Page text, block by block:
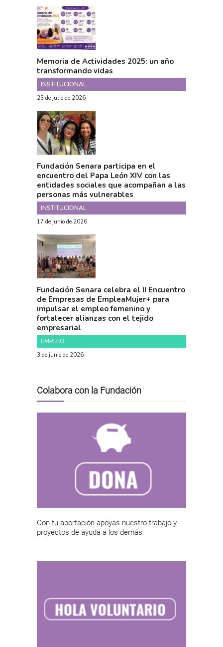
Memoria de Actividades 2025: un año
transformando vidas
INSTITUCIONAL
23 de julio de 2026
Fundación Senara participa en el
encuentro del Papa León XIV con las
entidades sociales que acompañan a las
personas más vulnerables
INSTITUCIONAL
17 de junio de 2026
Fundación Senara celebra el II Encuentro
de Empresas de EmpleaMujer+ para
impulsar el empleo femenino y
fortalecer alianzas con el tejido
empresarial
EMPLEO
3 de junio de 2026
Colabora con la Fundación
Con tu aportación apoyas nuestro trabajo y
proyectos de ayuda a los demás.